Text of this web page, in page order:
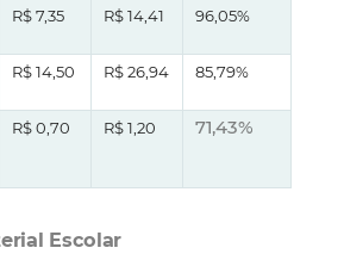
R$ 7,35 R$ 14,41 96,05%
R$ 14,50 R$ 26,94 85,79%
R$ 0,70 R$ 1,20 71,43%
Escolar